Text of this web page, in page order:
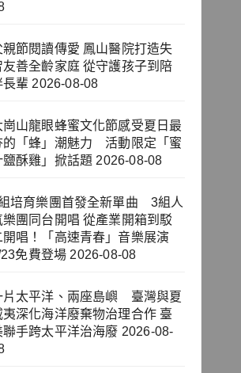
親節閱讀傳愛 鳳山醫院打造失
友善全齡家庭 從守護孩子到陪
長輩 2026-08-08
崗山龍眼蜂蜜文化節感受夏日最
的「蜂」潮魅力 活動限定「蜜
鹽酥雞」掀話題 2026-08-08
培育樂團首發全新單曲 3組人
樂團同台開唱 從產業開箱到駁
開唱！「高速青春」音樂展演
免費登場 2026-08-08
片太平洋、兩座島嶼 臺灣與夏
夷深化海洋廢棄物治理合作 臺
聯手跨太平洋治海廢 2026-08-